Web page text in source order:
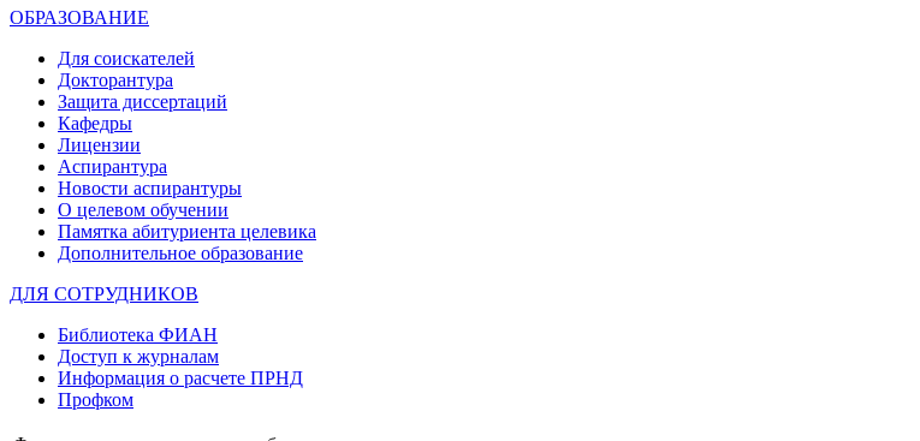
ОБРАЗОВАНИЕ
Для соискателей
Докторантура
Защита диссертаций
Кафедры
Лицензии
Аспирантура
Новости аспирантуры
О целевом обучении
Памятка абитуриента целевика
Дополнительное образование
ДЛЯ СОТРУДНИКОВ
Библиотека ФИАН
Доступ к журналам
Информация о расчете ПРНД
Профком